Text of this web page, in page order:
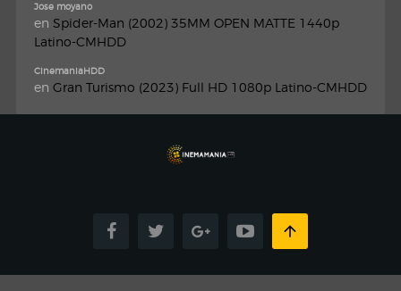
Jose moyano
en Spider-Man (2002) 35MM OPEN MATTE 1440p
Latino-CMHDD
CinemaniaHDD
en Gran Turismo (2023) Full HD 1080p Latino-CMHDD